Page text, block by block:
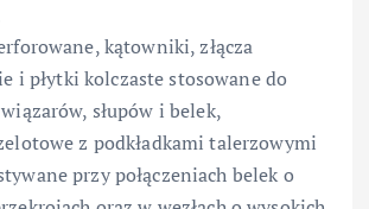
kątowniki, złącza
i płytki kolczaste stosowane do
słupów i belek,
z podkładkami talerzowymi
przy połączeniach belek o